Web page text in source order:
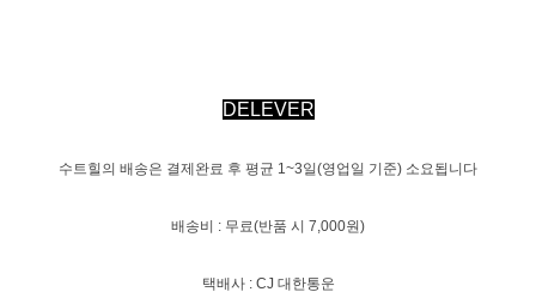
DELEVER
수트힐의 배송은 결제완료 후 평균 1~3일(영업일 기준) 소요됩니다
배송비 : 무료(반품 시 7,000원)
택배사 : CJ 대한통운